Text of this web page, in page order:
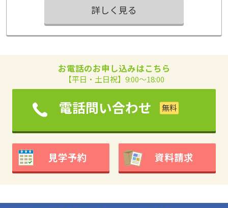
護付き老人ホームの相違点がわかりました。
詳しく見る
お電話のお申し込みはこちら
【平日・土日祝】9:00～18:00
電話問い合わせ
見学予約 資料請求